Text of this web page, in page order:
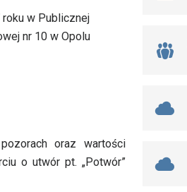
w Publicznej
nr 10 w Opolu
oraz wartości
o utwór pt. „Potwór”